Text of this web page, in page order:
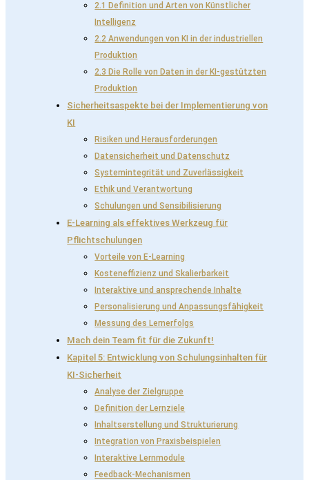
2.1 Definition und Arten von Künstlicher
Intelligenz
2.2 Anwendungen von KI in der industriellen
Produktion
2.3 Die Rolle von Daten in der KI-gestützten
Produktion
Sicherheitsaspekte bei der Implementierung von
KI
Risiken und Herausforderungen
Datensicherheit und Datenschutz
Systemintegrität und Zuverlässigkeit
Ethik und Verantwortung
Schulungen und Sensibilisierung
E-Learning als effektives Werkzeug für
Pflichtschulungen
Vorteile von E-Learning
Kosteneffizienz und Skalierbarkeit
Interaktive und ansprechende Inhalte
Personalisierung und Anpassungsfähigkeit
Messung des Lernerfolgs
Mach dein Team fit für die Zukunft!
Kapitel 5: Entwicklung von Schulungsinhalten für
KI-Sicherheit
Analyse der Zielgruppe
Definition der Lernziele
Inhaltserstellung und Strukturierung
Integration von Praxisbeispielen
Interaktive Lernmodule
Feedback-Mechanismen